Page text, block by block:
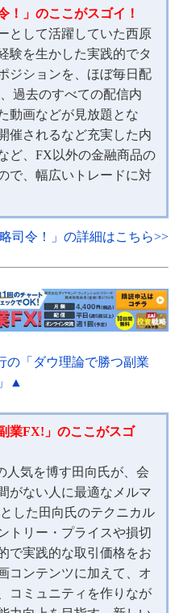
！」のここがスゴイ！
として活躍していた西原
験を生かした実践的でタ
ジションを、ほぼ毎日配
過去のすべての配信内
動画などが見放題とな
催されるなど充実した内
ど、FX以外の金融商品の
で、幅広いトレードに対
司令！」の詳細はこちら>>
の「ダウ理論で勝つ副業
▲
業FX!」のここがスゴ
人気を博す田向氏が、会
がない人に最適なメルマ
した田向氏のテクニカル
トリー・プライスや損切
で実践的な取引価格をお
コンテンツに加えて、オ
コミュニティを作りなが